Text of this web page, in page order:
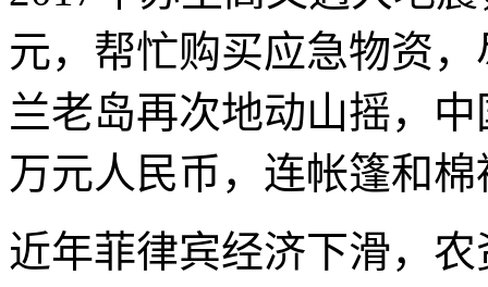
元，帮忙购买应急物资
兰老岛再次地动山摇，
万元人民币，连帐篷和
近年菲律宾经济下滑，